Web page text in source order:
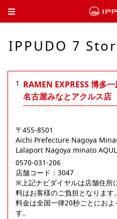
Toggle Header Menu
IPPUDO 7
1 RAMEN EXPRESS 博多
名古屋みなとアクルス店
〒455-8501
Aichi Prefecture Nagoya
Lalaport Nagoya minato
0570-031-206
店舗コード：3047
※上記ナビダイヤルは店舗住所
料はお客様のご負担となりま
料金は全国一律20秒ごとにお
す。